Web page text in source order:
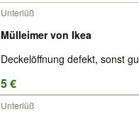
Unterlüß
Mülleimer von Ikea
Deckelöffnung defekt, sonst gu
5 €
Unterlüß